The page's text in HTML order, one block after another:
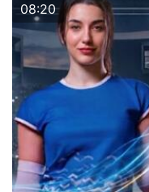
08:20